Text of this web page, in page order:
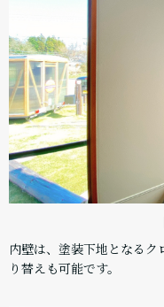
内壁は、塗装下地となる
り替えも可能です。